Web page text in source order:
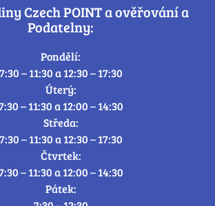
Czech POINT a ověřování a
Podatelny:
Pondělí:
7:30 – 11:30 a 12:30 – 17:30
Úterý:
– 11:30 a 12:00 – 14:30
Středa:
7:30 – 11:30 a 12:30 – 17:30
Čtvrtek:
– 11:30 a 12:00 – 14:30
Pátek: